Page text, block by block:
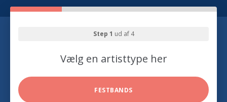
Step 1 ud af 4
Vælg en artisttype her
FESTBANDS